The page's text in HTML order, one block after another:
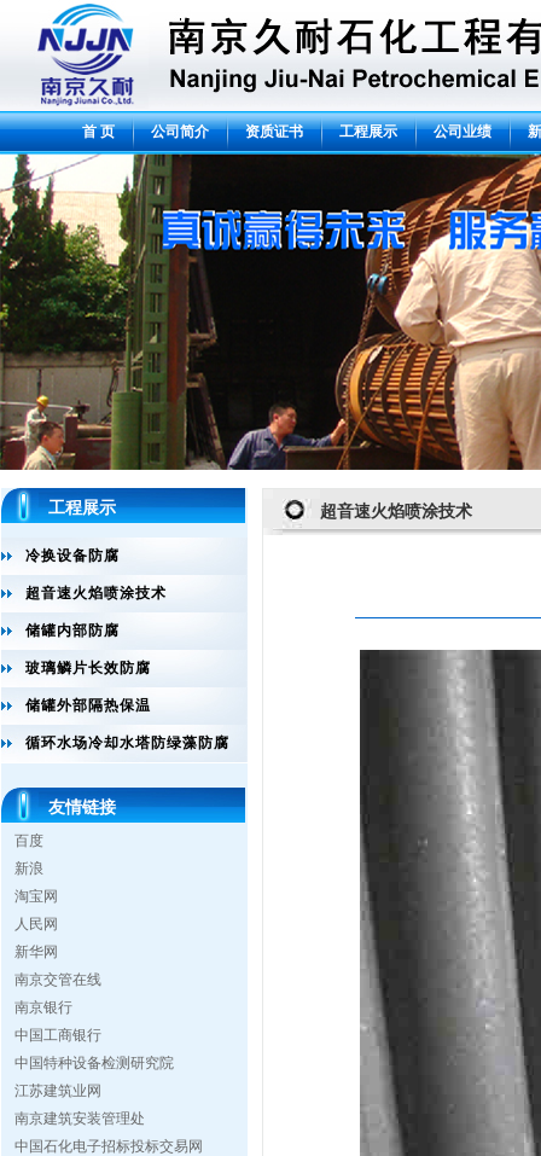
首 页 公司简介 资质证书 工程展示 公司业绩
工程展示
冷换设备防腐
超音速火焰喷涂技术
储罐内部防腐
玻璃鳞片长效防腐
储罐外部隔热保温
循环水场冷却水塔防绿藻防腐
友情链接
百度
新浪
淘宝网
人民网
新华网
南京交管在线
南京银行
中国工商银行
中国特种设备检测研究院
江苏建筑业网
南京建筑安装管理处
中国石化电子招标投标交易网
超音速火焰喷涂技术